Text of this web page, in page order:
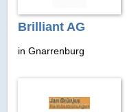
Brilliant AG
in Gnarrenburg